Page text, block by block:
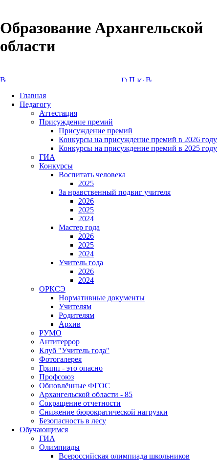
Образование Архангельской
области
Главная
Педагогу
Аттестация
Присуждение премий
Присуждение премий
Конкурсы на присуждение премий в 2026 году
Конкурсы на присуждение премий в 2025 году
ГИА
Конкурсы
Воспитать человека
2025
За нравственный подвиг учителя
2026
2025
2024
Мастер года
2026
2025
2024
Учитель года
2026
2024
ОРКСЭ
Нормативные документы
Учителям
Родителям
Архив
РУМО
Антитеррор
Клуб "Учитель года"
Фотогалерея
Грипп - это опасно
Профсоюз
Обновлённые ФГОС
Архангельской области - 85
Сокращение отчетности
Снижение бюрократической нагрузки
Безопасность в лесу
Обучающимся
ГИА
Олимпиады
Всероссийская олимпиада школьников